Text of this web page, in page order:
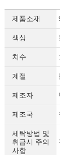
제품소재
색상
치수
계절
제조자
제조국
세탁방법 및
취급시 주의
사항